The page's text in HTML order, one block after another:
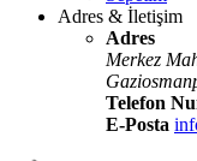
Adres & İletişim
Adres
Merkez
Telefon
E-Posta